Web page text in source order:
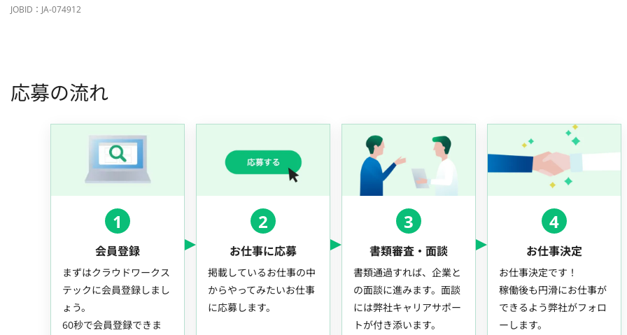
JOBID：JA-074912
応募の流れ
1
会員登録
まずはクラウドワークス
テックに会員登録しまし
ょう。
60秒で会員登録できま
2
お仕事に応募
掲載しているお仕事の中
からやってみたいお仕事
に応募します。
3
書類審査・面談
書類通過すれば、企業と
の面談に進みます。面談
には弊社キャリアサポー
トが付き添います。
4
お仕事決定
お仕事決定です！
稼働後も円滑にお仕事が
できるよう弊社がフォロ
ーします。